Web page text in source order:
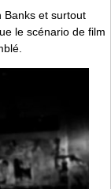
Banks et surtout
le scénario de film